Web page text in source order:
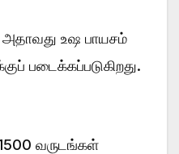
அதாவது உஷ பாயசம்
படைக்கப்படுகிறது.
வருடங்கள்